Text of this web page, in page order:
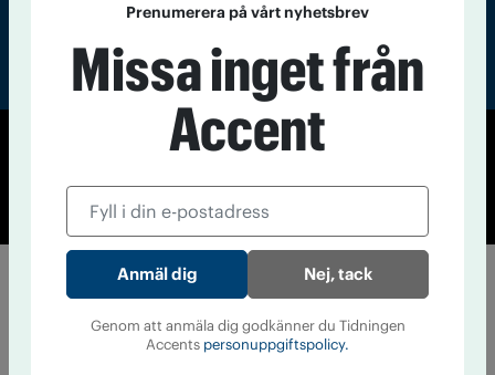
Cookiepolicy
Personuppgiftspolicy
Prenumerera på vårt nyhetsbrev
Missa inget från
Accent
Nej, tack
Genom att anmäla dig godkänner du Tidningen
Accents personuppgiftspolicy.